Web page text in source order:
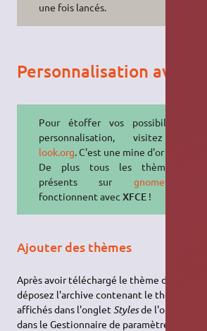
une fois lancés.
Personnalisation avancée
Pour étoffer vos possibilités de
personnalisation, visitez
look.org. C'est une mine d'or !
De plus tous les thèmes GTK
présents sur gnome-look.org
fonctionnent avec XFCE!
Ajouter des thèmes
Après avoir téléchargé le thème de votre
déposez l'archive contenant le thème dans
affichés dans l'ongletStylesde l'outil
dans le Gestionnaire de paramètres.